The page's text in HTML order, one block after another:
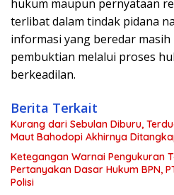
hukum maupun pernyataan
terlibat dalam tindak pidana
informasi yang beredar
pembuktian melalui proses
berkeadilan.
Berita Terkait
Kurang dari Sebulan Diburu,
Maut Bahodopi Akhirnya
Ketegangan Warnai Pengukuran
Pertanyakan Dasar Hukum BPN,
Polisi